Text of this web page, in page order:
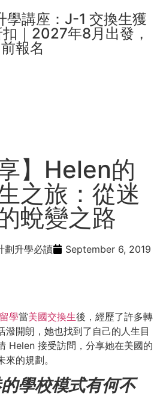
學講座：J-1 交換生獲
｜2027年8月出發，
報名
】Helen的
之旅：從迷
蛻變之路
劃升學必讀
September 6, 2019
學當美國交換生後，經歷了許多轉
潑開朗，她也找到了自己的人生目
Helen 接受訪問，分享她在美國的
的規劃。
學校模式有何不